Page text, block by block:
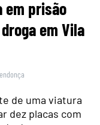
em prisão
em Vila
de uma viatura
dez placas com